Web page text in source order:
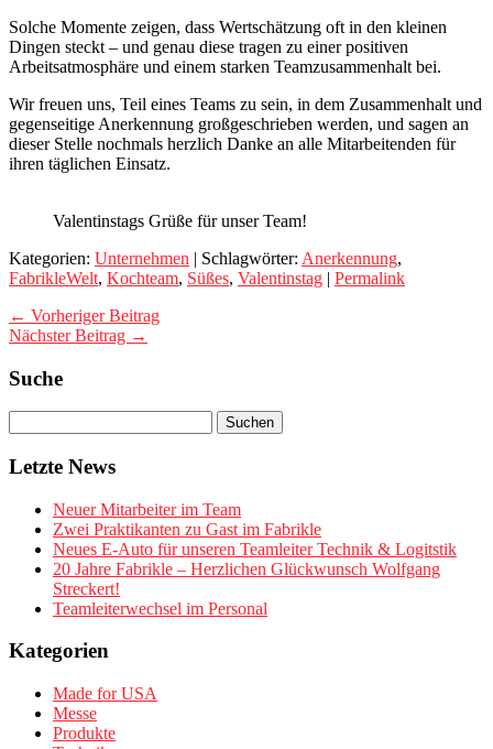
Solche Momente zeigen, dass Wertschätzung oft in den kleinen
Dingen steckt – und genau diese tragen zu einer positiven
Arbeitsatmosphäre und einem starken Teamzusammenhalt bei.
Wir freuen uns, Teil eines Teams zu sein, in dem Zusammenhalt und
gegenseitige Anerkennung großgeschrieben werden, und sagen an
dieser Stelle nochmals herzlich Danke an alle Mitarbeitenden für
ihren täglichen Einsatz.
Valentinstags Grüße für unser Team!
Kategorien: Unternehmen | Schlagwörter: Anerkennung,
FabrikleWelt, Kochteam, Süßes, Valentinstag | Permalink
← Vorheriger Beitrag
Nächster Beitrag →
Suche
Letzte News
Neuer Mitarbeiter im Team
Zwei Praktikanten zu Gast im Fabrikle
Neues E-Auto für unseren Teamleiter Technik & Logitstik
20 Jahre Fabrikle – Herzlichen Glückwunsch Wolfgang
Streckert!
Teamleiterwechsel im Personal
Kategorien
Made for USA
Messe
Produkte